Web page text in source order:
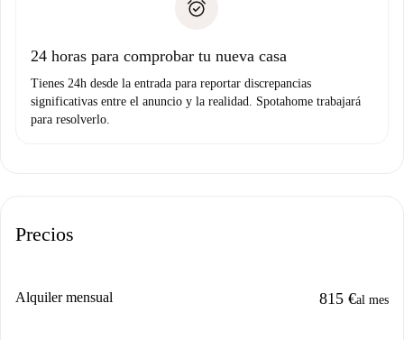
Prueba de solvencia
no nos comunicas ningún problema.
24 horas para comprobar tu nueva casa
Tienes 24h desde la entrada para reportar discrepancias
significativas entre el anuncio y la realidad. Spotahome trabajará
para resolverlo.
Precios
Alquiler mensual 815 €al mes